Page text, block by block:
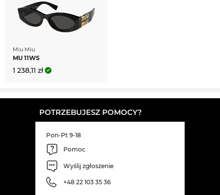
Miu Miu
MU 11WS
1 238,11 zł
POTRZEBUJESZ POMOCY?
Pon-Pt 9-18
Pomoc
Wyślij zgłoszenie
+48 22 103 35 36